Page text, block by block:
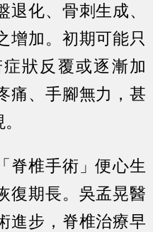
退化、骨刺生成、
增加。初期可能只
狀反覆或逐漸加
痛、手腳無力，甚
脊椎手術」便心生
復期長。吳孟晃醫
進步，脊椎治療早